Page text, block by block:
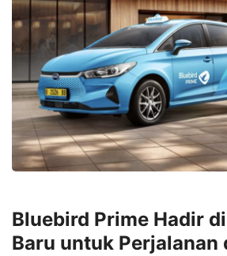
Bluebird Prime Hadir
Baru untuk Perjalanan